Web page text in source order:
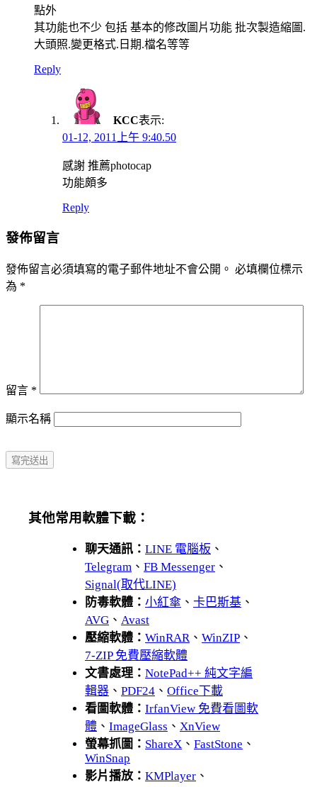
點外
其功能也不少 包括 基本的修改圖片功能 批次製造縮圖.
大頭照.變更格式.日期.檔名等等
Reply
KCC表示:
01-12, 2011上午 9:40.50
感謝 推薦photocap
功能頗多
Reply
發佈留言
發佈留言必須填寫的電子郵件地址不會公開。 必填欄位標示
為 *
留言 *
顯示名稱
其他常用軟體下載：
聊天通訊： LINE 電腦板 、
Telegram 、 FB Messenger 、
Signal(取代LINE)
防毒軟體： 小紅傘 、 卡巴斯基 、
AVG 、 Avast
壓縮軟體： WinRAR、 WinZIP 、
7-ZIP 免費壓縮軟體
文書處理： NotePad++ 純文字編
輯器 、 PDF24 、 Office下載
看圖軟體： IrfanView 免費看圖軟
體 、 ImageGlass 、 XnView
螢幕抓圖： ShareX 、 FastStone 、
WinSnap
影片播放： KMPlayer 、